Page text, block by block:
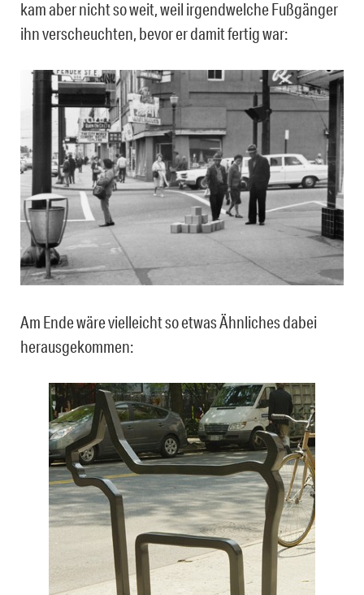
kam aber nicht so weit, weil irgendwelche Fußgänger
ihn verscheuchten, bevor er damit fertig war:
Am Ende wäre vielleicht so etwas Ähnliches dabei
herausgekommen: